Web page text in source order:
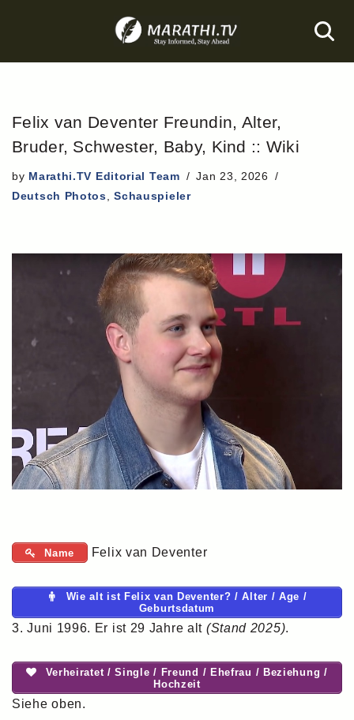
to
Felix van Deventer Freundin, Alter,
Bruder, Schwester, Baby, Kind :: Wiki
by Marathi.TV Editorial Team
Jan 23, 2026
Deutsch Photos ,Schauspieler
Name Felix van Deventer
Wie alt ist Felix van Deventer? / Alter / Age /
Geburtsdatum
3. Juni 1996. Er ist 29 Jahre alt (Stand 2025).
Verheiratet / Single / Freund / Ehefrau / Beziehung /
Hochzeit
Siehe oben.